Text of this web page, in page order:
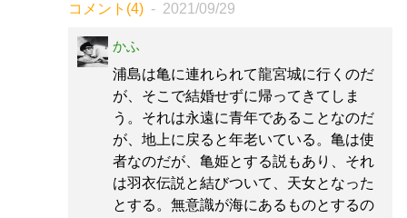
コメント(4) 2021/09/29
かふ
浦島は亀に連れられて龍宮城に行くのだ
が、そこで結婚せずに帰ってきてしま
う。それは永遠に青年であることなのだ
が、地上に戻ると年老いている。亀は使
者なのだが、亀姫とする説もあり、それ
は羽衣伝説と結びついて、天女となった
とする。無意識が海にあるものとするの